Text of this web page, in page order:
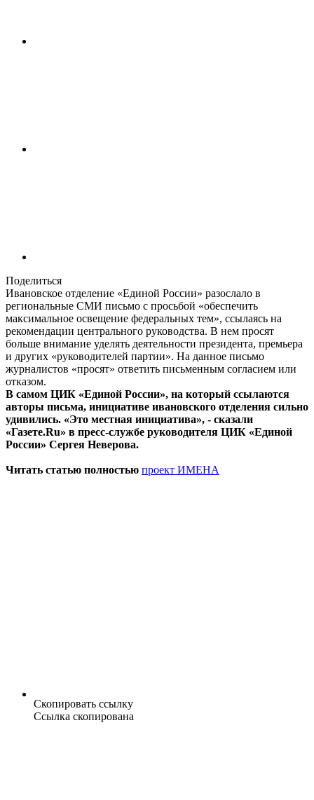
Поделиться
Ивановское отделение «Единой России» разослало в
региональные СМИ письмо с просьбой «обеспечить
максимальное освещение федеральных тем», ссылаясь на
рекомендации центрального руководства. В нем просят
больше внимание уделять деятельности президента, премьера
и других «руководителей партии». На данное письмо
журналистов «просят» ответить письменным согласием или
отказом.
В самом ЦИК «Единой России», на который ссылаются
авторы письма, инициативе ивановского отделения сильно
удивились. «Это местная инициатива», - сказали
«Газете.Ru» в пресс-службе руководителя ЦИК «Единой
России» Сергея Неверова.
Читать статью полностью проект ИМЕНА
Скопировать ссылку
Ссылка скопирована